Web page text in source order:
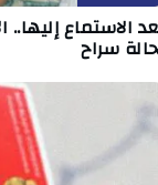
الاستماع
سراح